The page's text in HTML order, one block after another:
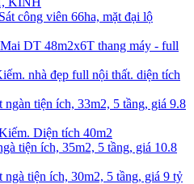
công viên 66ha, mặt đại lộ
DT 48m2x6T thang máy - full
nhà đẹp full nội thất. diện tích
tiện ích, 33m2, 5 tầng, giá 9.8
Diện tích 40m2
tiện ích, 35m2, 5 tầng, giá 10.8
tiện ích, 30m2, 5 tầng, giá 9 tỷ